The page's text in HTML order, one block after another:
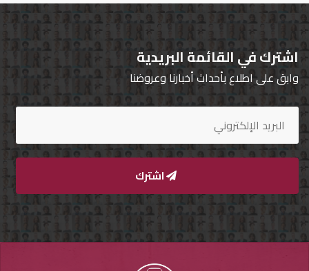
اشترك في القائمة البريدية
وابق على اطلاع بأحداث أخبارنا وعروضنا
اشترك